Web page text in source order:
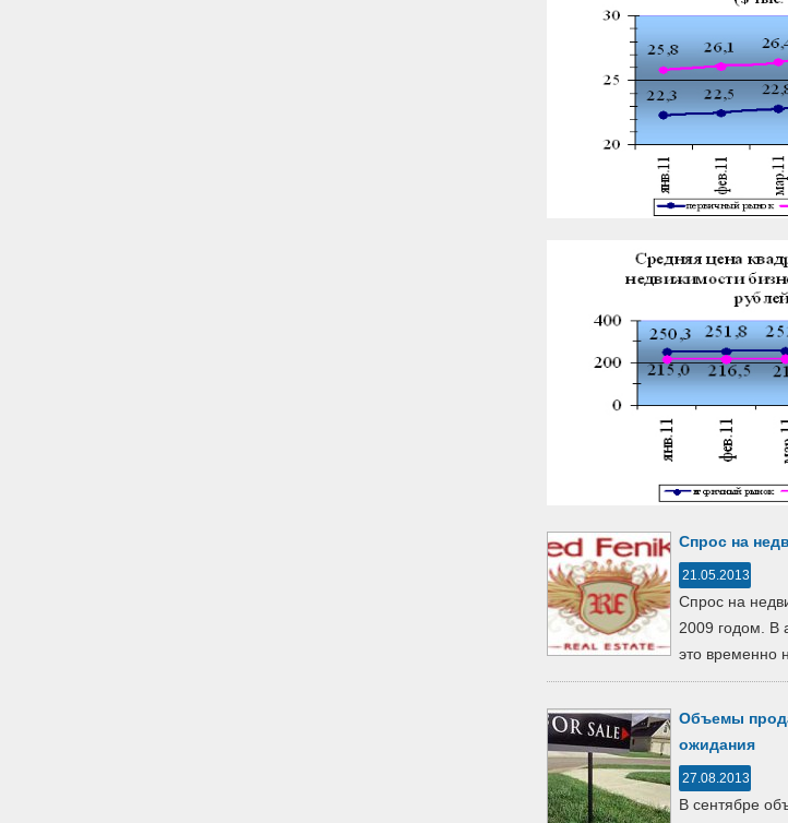
Спрос на
21.05.2013
Спрос на
2009 годом. В
это временно
Объемы
ожидания
27.08.2013
В сентябре